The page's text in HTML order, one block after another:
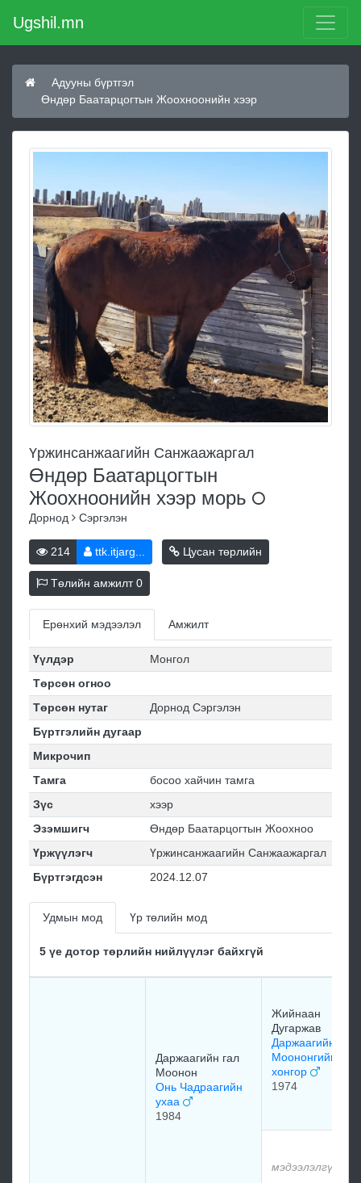
Ugshil.mn
Адууны бүртгэл
Өндөр Баатарцогтын Жоохноонийн хээр
Үржинсанжаагийн Санжаажаргал
Өндөр Баатарцогтын
Жоохноонийн хээр морь
Дорнод Сэргэлэн
214 ttk.itjarg... Цусан төрлийн
Төлийн амжилт0
Ерөнхий мэдээлэл Амжилт
Үүлдэр
Монгол
Төрсөн огноо
Төрсөн нутаг
Дорнод Сэргэлэн
Бүртгэлийн дугаар
Микрочип
Тамга
босоо хайчин тамга
Зүс
хээр
Эзэмшигч
Өндөр Баатарцогтын Жоохноо
Үржүүлэгч
Үржинсанжаагийн Санжаажаргал
Бүртгэгдсэн
2024.12.07
Удмын мод Үр төлийн мод
5 үе дотор төрлийн нийлүүлэг байхгүй
Даржаагийн гал
Моонон
Онь Чадраагийн
ухаа
1984
Жийнаан
Дугаржав
Даржаагийн гал
Моононгийн
хонгор
1974
мэдээлэлгүй